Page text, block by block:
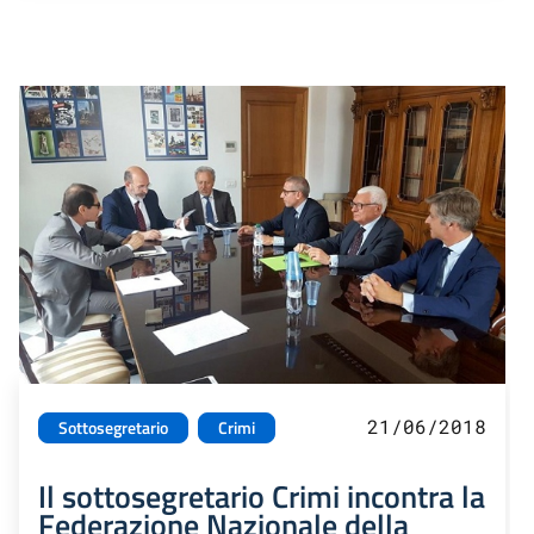
Sottosegretario Crimi 21/06/2018
Il sottosegretario Crimi incontra la
Federazione Nazionale della